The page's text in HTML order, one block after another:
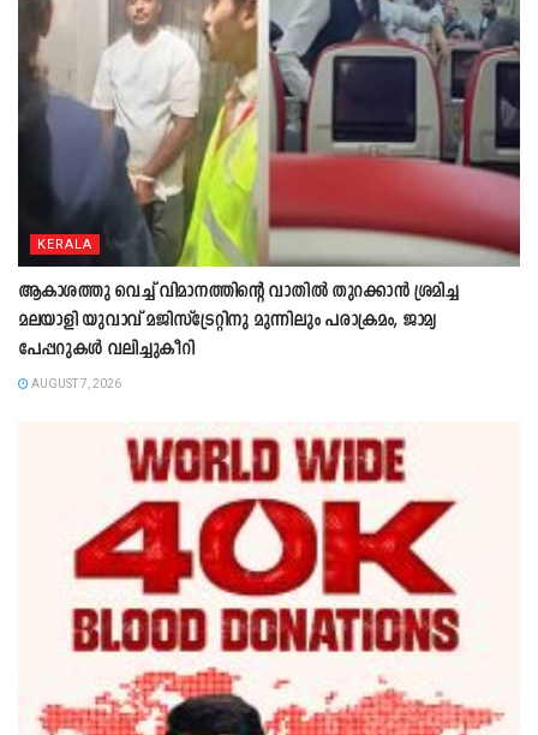
KERALA
ആകാശത്തു വെച്ച് വിമാനത്തിന്റെ വാതില്‍ തുറക്കാന്‍ ശ്രമിച്ച
മലയാളി യുവാവ് മജിസ്ട്രേറ്റിനു മുന്നിലും പരാക്രമം, ജാമ്യ
പേപ്പറുകൾ വലിച്ചുകീറി
AUGUST 7, 2026